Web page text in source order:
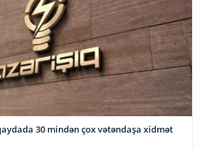
30 mindən çox vətəndaşa xidmət